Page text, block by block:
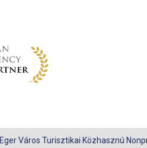
Eger Város Turisztikai Közhasznú